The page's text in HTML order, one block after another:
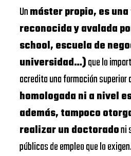
Unmáster propio, es
reconocida y avalada
school, escuela de
universidad…)que lo
acredita una formación superior
homologada ni a nivel
además, tampoco
realizar un doctoradoni
públicas de empleo que lo